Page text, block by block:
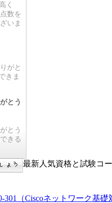
く
数を
いま
がと
きま
とう
とう
きる
最新人気資格と試験コ
（Ciscoネットワーク基礎